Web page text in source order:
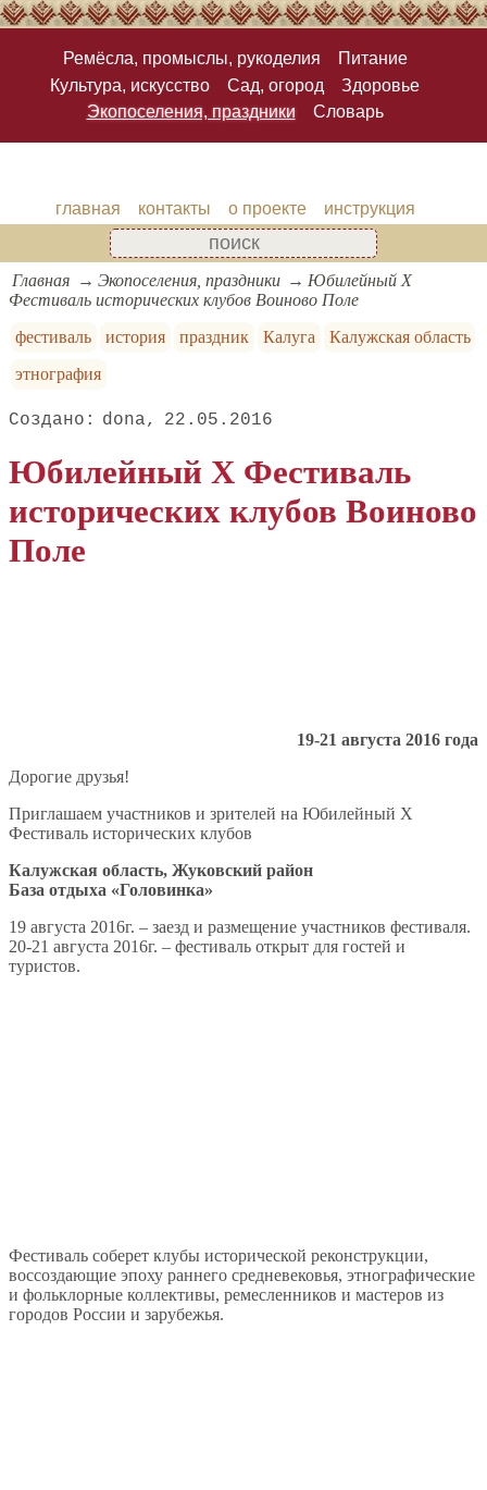
Ремёсла, промыслы, рукоделия
Питание
Культура, искусство
Сад, огород
Здоровье
Экопоселения, праздники
Словарь
главная контакты о проекте инструкция
Главная Экопоселения, праздники
Юбилейный X
Фестиваль исторических клубов Воиново Поле
фестиваль
история праздник Калуга
Калужская область
этнография
dona 22.05.2016
Юбилейный X Фестиваль
исторических клубов Воиново
Поле
19-21 августа 2016 года
Дорогие друзья!
Приглашаем участников и зрителей на Юбилейный X
Фестиваль исторических клубов
Калужская область, Жуковский район
База отдыха «Головинка»
19 августа 2016г. – заезд и размещение участников фестиваля.
20-21 августа 2016г. – фестиваль открыт для гостей и
туристов.
Фестиваль соберет клубы исторической реконструкции,
воссоздающие эпоху раннего средневековья, этнографические
и фольклорные коллективы, ремесленников и мастеров из
городов России и зарубежья.